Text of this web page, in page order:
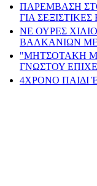
ΠΑΡΕΜΒΑΣΗ
ΓΙΑ
ΝΕ ΟΥΡΕΣ
ΒΑΛΚΑΝΙΩΝ
"ΜΗΤΣΟΤΑΚΗ
ΓΝΩΣΤΟΥ
4ΧΡΟΝΟ ΠΑΙΔΙ